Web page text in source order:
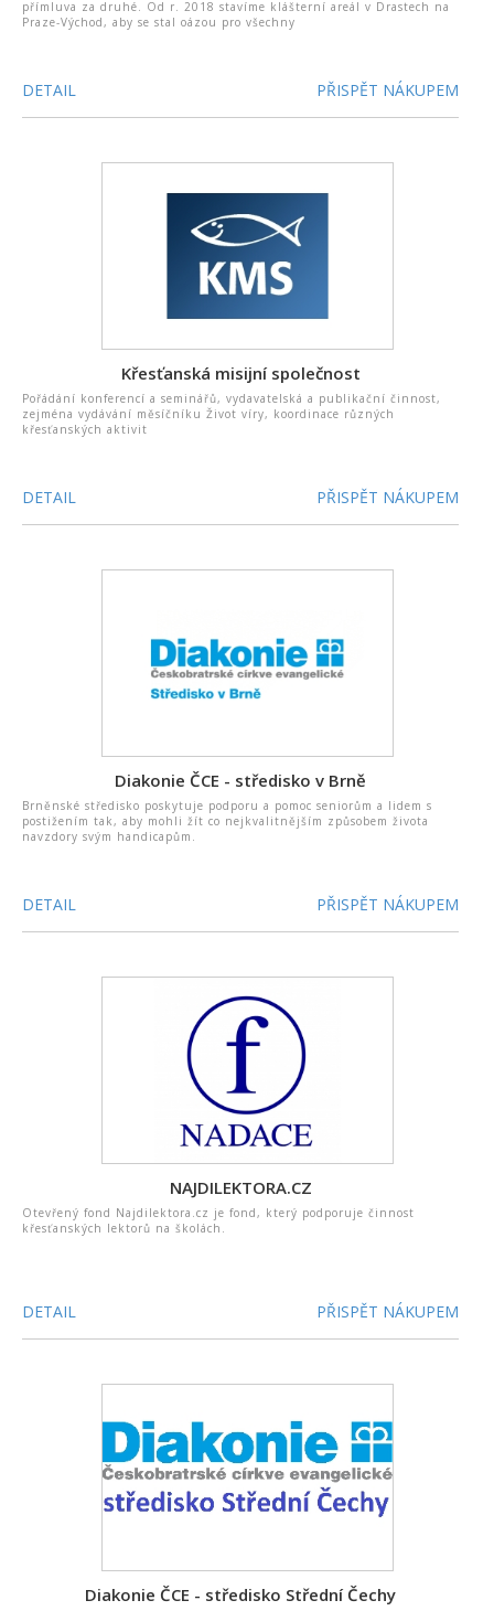
přímluva za druhé. Od r. 2018 stavíme klášterní areál v Drastech na
Praze-Východ, aby se stal oázou pro všechny
DETAIL PŘISPĚT NÁKUPEM
Křesťanská misijní společnost
Pořádání konferencí a seminářů, vydavatelská a publikační činnost,
zejména vydávání měsíčníku Život víry, koordinace různých
křesťanských aktivit
DETAIL PŘISPĚT NÁKUPEM
Diakonie ČCE - středisko v Brně
Brněnské středisko poskytuje podporu a pomoc seniorům a lidem s
postižením tak, aby mohli žít co nejkvalitnějším způsobem života
navzdory svým handicapům.
DETAIL PŘISPĚT NÁKUPEM
NAJDILEKTORA.CZ
Otevřený fond Najdilektora.cz je fond, který podporuje činnost
křesťanských lektorů na školách.
DETAIL PŘISPĚT NÁKUPEM
Diakonie ČCE - středisko Střední Čechy